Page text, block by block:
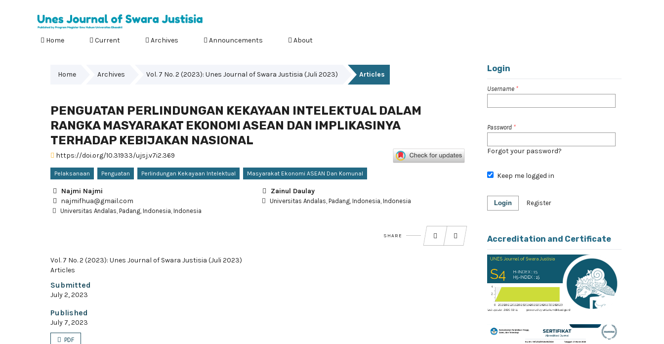
Home Current Archives Announcements About
Home Archives Vol. 7 No. 2 (2023): Unes Journal of Swara Justisia (Juli 2023) Articles
PENGUATAN PERLINDUNGAN KEKAYAAN INTELEKTUAL DALAM
RANGKA MASYARAKAT EKONOMI ASEAN DAN IMPLIKASINYA
TERHADAP KEBIJAKAN NASIONAL
https://doi.org/10.31933/ujsj.v7i2.369
Pelaksanaan Penguatan Perlindungan Kekayaan Intelektual Masyarakat Ekonomi ASEAN Dan Komunal
Najmi Najmi
najmifhua@gmail.com
Universitas Andalas, Padang, Indonesia, Indonesia
Zainul Daulay
Universitas Andalas, Padang, Indonesia, Indonesia
SHARE
Vol. 7 No. 2 (2023): Unes Journal of Swara Justisia (Juli 2023)
Articles
Submitted
July 2, 2023
Published
July 7, 2023
PDF
Login
Username *
Password *
Forgot your password?
Keep me logged in
Login Register
Accreditation and Certificate